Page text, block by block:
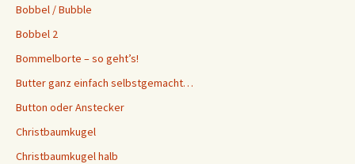
Bobbel / Bubble
Bobbel 2
Bommelborte – so geht’s!
Butter ganz einfach selbstgemacht…
Button oder Anstecker
Christbaumkugel
Christbaumkugel halb